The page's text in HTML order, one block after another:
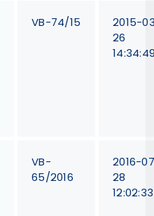
VB-74/15
2015-
26
VB-
65/2016
2016-
28
12:02:33